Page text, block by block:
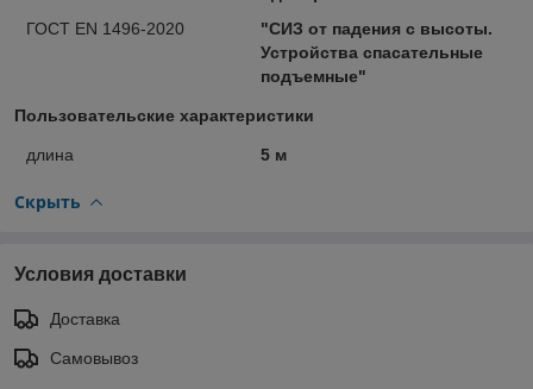
ГОСТ EN 1496-2020
"СИЗ от падения с высоты.
Устройства спасательные
подъемные"
Пользовательские характеристики
длина 5 м
Скрыть
Условия доставки
Доставка
Самовывоз